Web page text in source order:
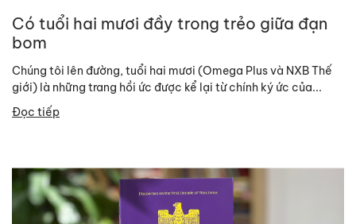
Có tuổi hai mươi đầy trong trẻo giữa đạn
bom
Chúng tôi lên đường, tuổi hai mươi (Omega Plus và NXB Thế
giới) là những trang hồi ức được kể lại từ chính ký ức của...
Đọc tiếp